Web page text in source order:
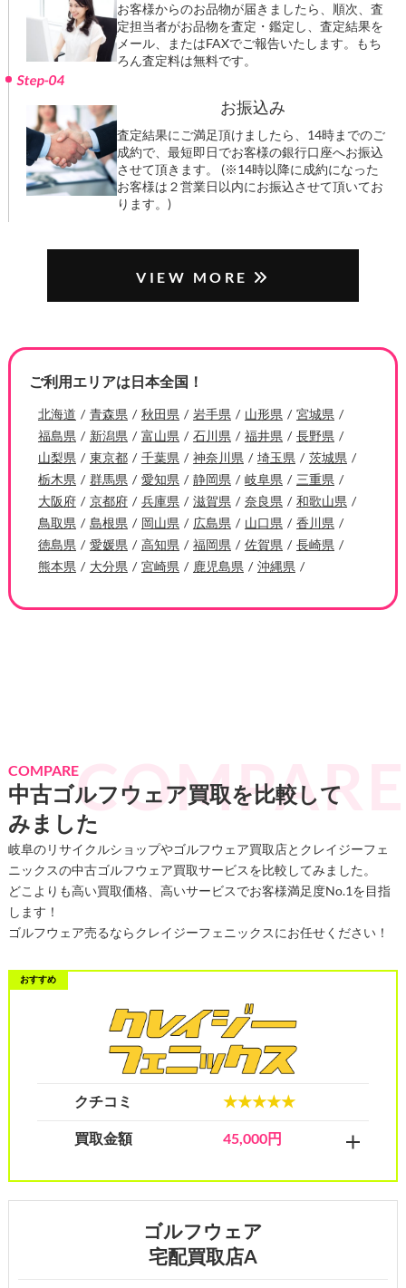
お客様からのお品物が届きましたら、順次、査
定担当者がお品物を査定・鑑定し、査定結果を
メール、またはFAXでご報告いたします。もち
ろん査定料は無料です。
Step-04
お振込み
査定結果にご満足頂けましたら、14時までのご
成約で、最短即日でお客様の銀行口座へお振込
させて頂きます。 (※14時以降に成約になった
お客様は２営業日以内にお振込させて頂いてお
ります。)
VIEW MORE
ご利用エリアは日本全国！
北海道 青森県 秋田県 岩手県 山形県
宮城県
福島県
新潟県 富山県 石川県 福井県
長野県
山梨県
東京都 千葉県 神奈川県 埼玉県
茨城県
栃木県
群馬県 愛知県 静岡県 岐阜県
三重県
大阪府
京都府 兵庫県 滋賀県 奈良県
和歌山県
鳥取県
島根県 岡山県 広島県 山口県
香川県
徳島県
愛媛県 高知県 福岡県 佐賀県
長崎県
熊本県
大分県 宮崎県 鹿児島県 沖縄県
COMPARE
中古ゴルフウェア買取を比較して
みました
岐阜のリサイクルショップやゴルフウェア買取店とクレイジーフェ
ニックスの中古ゴルフウェア買取サービスを比較してみました。
どこよりも高い買取価格、高いサービスでお客様満足度No.1を目指
します！
ゴルフウェア売るならクレイジーフェニックスにお任せください！
クチコミ ★★★★★
買取金額 45,000円
ゴルフウェア
宅配買取店A